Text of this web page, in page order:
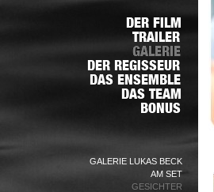
GALERIE LUKAS BECK
AM SET
GESICHTER